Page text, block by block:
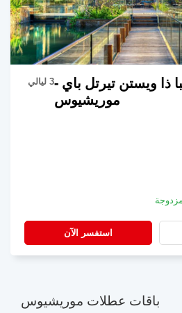
ذا ويستن تيرتل باي -
موريشيوس
3 ليالي
استفسر الآن
باقات عطلات موريشيوس